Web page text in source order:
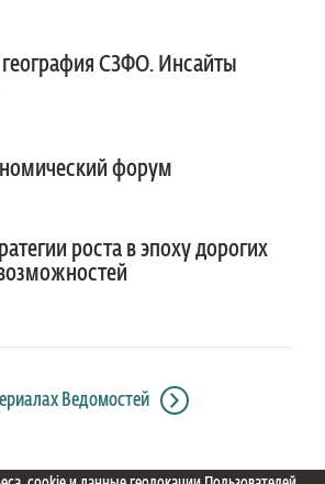
география СЗФО. Инсайты
форум
роста в эпоху дорогих
Ведомостей